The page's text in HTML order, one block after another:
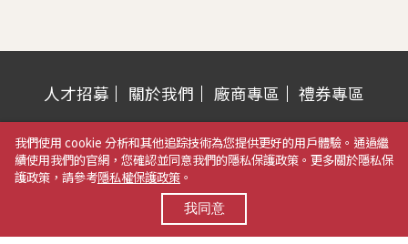
我們使用 cookie 分析和其他追踪技術為您提供更好的用戶體驗。通過繼
續使用我們的官網，您確認並同意我們的隱私保護政策。更多關於隱私保
護政策，請參考隱私權保護政策。
我同意
人才招募 關於我們 廠商專區 禮券專區
營業時間：週一至週五 AM 11:00~PM 10:00
例假日&特別節日 AM 10:30~PM 10:00
電話：04-2323-3788
地址：403503 臺中市西區臺灣大道二段459號